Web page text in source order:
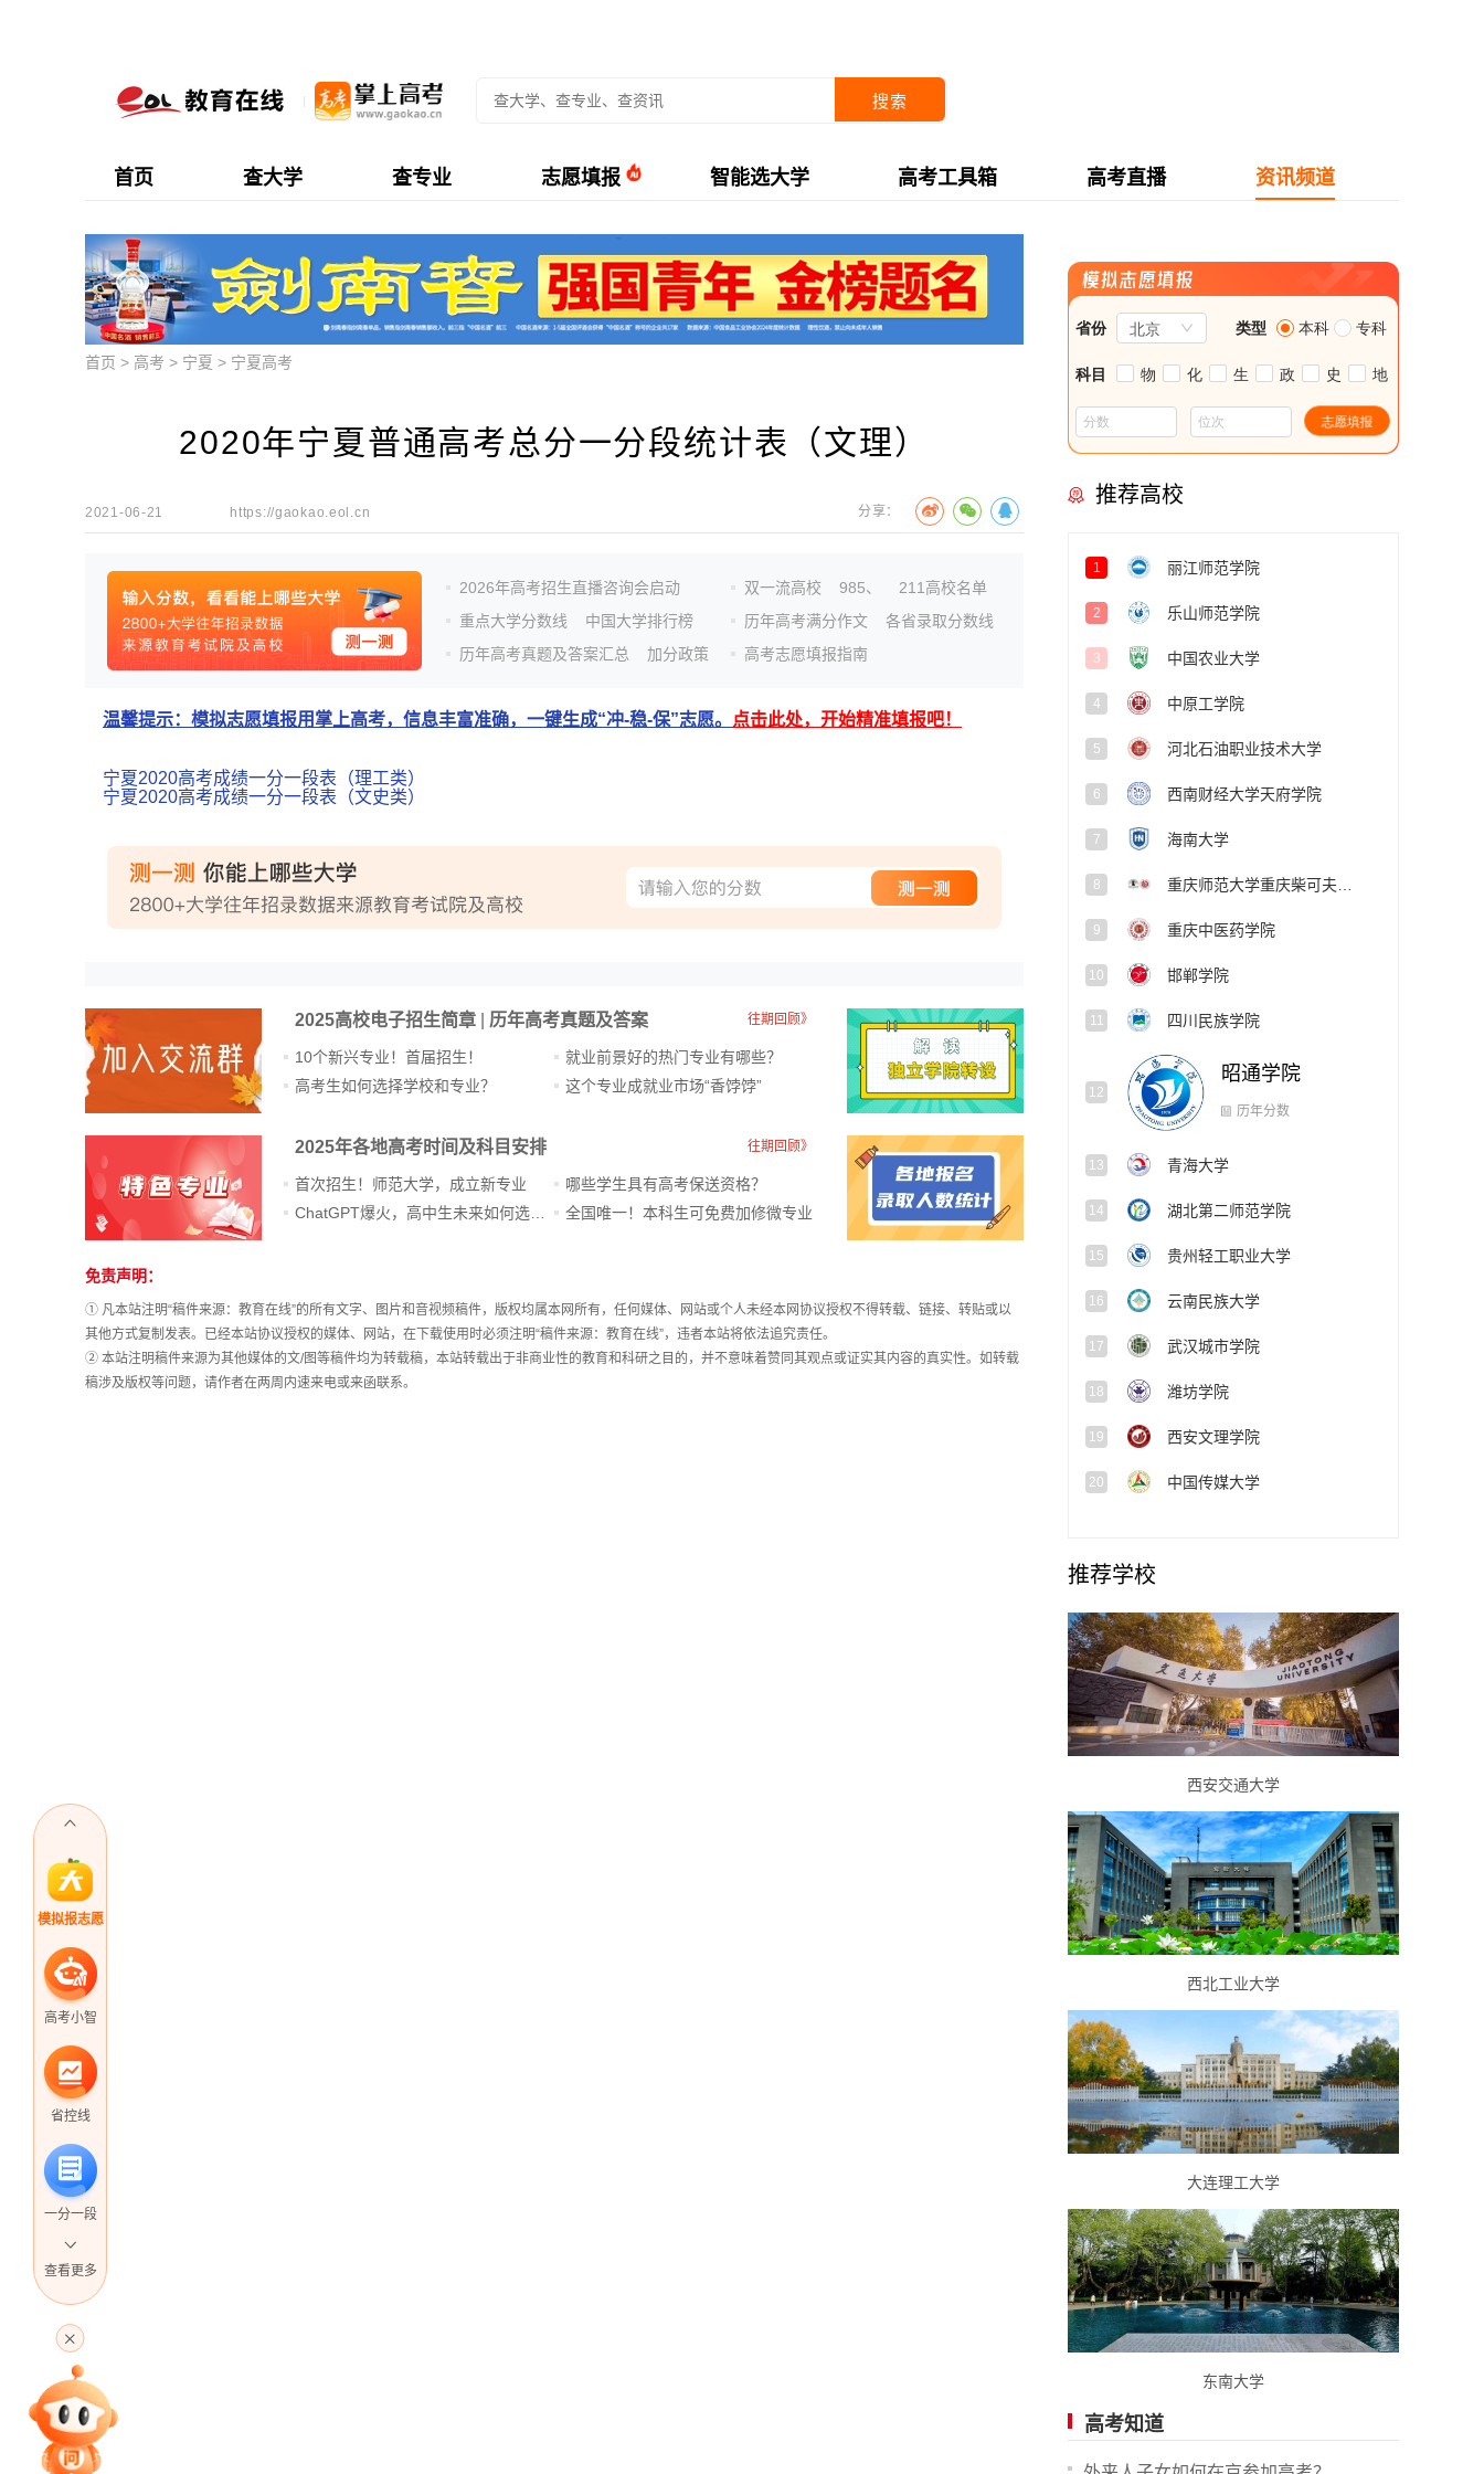
搜索
首页 查大学 查专业 志愿填报 智能选大学 高考工具箱 高考直播 资讯频道
模拟报志愿
高考小智
省控线
一分一段
专家指导课
查看更多
首页 > 高考 > 宁夏 > 宁夏高考
2020年宁夏普通高考总分一分段统计表（文理）
2021-06-21 https://gaokao.eol.cn 分享：
2026年高考招生直播咨询会启动
重点大学分数线
中国大学排行榜
历年高考真题及答案汇总
加分政策
双一流高校 985、
211高校名单
历年高考满分作文
各省录取分数线
高考志愿填报指南
温馨提示：模拟志愿填报用掌上高考，信息丰富准确，一键生成“冲-稳-保”志愿。 点击此处，开始精准填报吧！
宁夏2020高考成绩一分一段表（理工类）
宁夏2020高考成绩一分一段表（文史类）
2025高校电子招生简章 历年高考真题及答案 往期回顾》
10个新兴专业！首届招生！
高考生如何选择学校和专业？
就业前景好的热门专业有哪些？
这个专业成就业市场“香饽饽”​
2025年各地高考时间及科目安排 往期回顾》
首次招生！师范大学，成立新专业
哪些学生具有高考保送资格？
全国唯一！本科生可免费加修微专业
站
长
统
计
免责声明：
① 凡本站注明“稿件来源：教育在线”的所有文字、图片和音视频稿件，版权均属本网所有，任何媒体、网站或个人未经本网协议授权不得转载、链接、转贴或以
其他方式复制发表。已经本站协议授权的媒体、网站，在下载使用时必须注明“稿件来源：教育在线”，违者本站将依法追究责任。
② 本站注明稿件来源为其他媒体的文/图等稿件均为转载稿，本站转载出于非商业性的教育和科研之目的，并不意味着赞同其观点或证实其内容的真实性。如转载
稿涉及版权等问题，请作者在两周内速来电或来函联系。
推荐高校
1 丽江师范学院
2 乐山师范学院
3 中国农业大学
4 中原工学院
5 河北石油职业技术大学
6 西南财经大学天府学院
7 海南大学
8
9 重庆中医药学院
10 邯郸学院
11 四川民族学院
昭通学院
青海大学
14 湖北第二师范学院
15 贵州轻工职业大学
16 云南民族大学
17 武汉城市学院
18 潍坊学院
19 西安文理学院
20 中国传媒大学
推荐学校
西安交通大学
西北工业大学
大连理工大学
东南大学
高考知道